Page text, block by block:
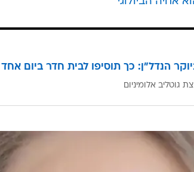
הנדל"ן: כך תוסיפו לבית חדר ביום אחד
גוטליב אלומיניום